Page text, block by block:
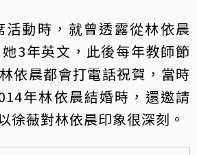
活動時，就曾透露從林依晨
3年英文，此後每年教師節
依晨都會打電話祝賀，當時
年林依晨結婚時，還邀請
徐薇對林依晨印象很深刻。